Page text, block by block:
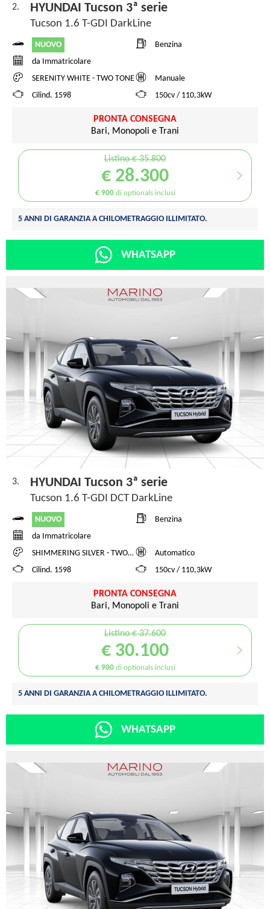
2. HYUNDAI Tucson 3ª serie
Tucson 1.6 T-GDI DarkLine
NUOVO
Benzina
da Immatricolare
SERENITY WHITE - TWO TONE
Manuale
Cilind. 1598
150cv / 110,3kW
PRONTA CONSEGNA
Bari, Monopoli e Trani
Listino € 35.800
€ 28.300
€ 900di optionals inclusi
5 ANNI DI GARANZIA A CHILOMETRAGGIO ILLIMITATO.
WHATSAPP
3. HYUNDAI Tucson 3ª serie
Tucson 1.6 T-GDI DCT DarkLine
NUOVO
Benzina
da Immatricolare
SHIMMERING SILVER - TWO TONE
Automatico
Cilind. 1598
150cv / 110,3kW
PRONTA CONSEGNA
Bari, Monopoli e Trani
Listino € 37.600
€ 30.100
€ 900di optionals inclusi
5 ANNI DI GARANZIA A CHILOMETRAGGIO ILLIMITATO.
WHATSAPP